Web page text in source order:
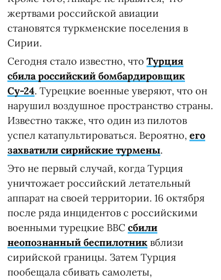
жертвами российской авиации
становятся туркменские поселения в
Сирии.
Сегодня стало известно, что Турция
сбила российский бомбардировщик
Су-24. Турецкие военные уверяют, что он
нарушил воздушное пространство страны.
Известно также, что один из пилотов
успел катапультироваться. Вероятно, его
захватили сирийские турмены.
Это не первый случай, когда Турция
уничтожает российский летательный
аппарат на своей территории. 16 октября
после ряда инцидентов с российскими
военными турецкие ВВС сбили
неопознанный беспилотник вблизи
сирийской границы. Затем Турция
пообещала сбивать самолеты,